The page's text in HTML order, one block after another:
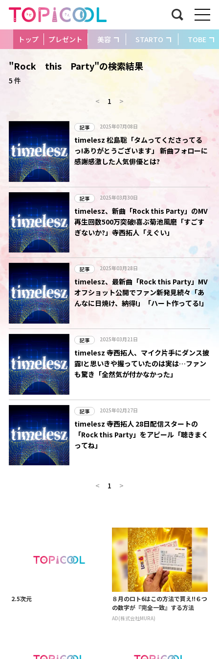
トップ プレゼント 美容 STARTO TOBE
"Rock this Party"の検索結果
5 件
< 1 >
記事 2025年07月08日
timelesz 松島聡「タムってくださってる
っ!ありがとうございます」 新曲フォローに
感謝感激した人気俳優とは?
記事 2025年03月30日
timelesz、新曲「Rock this Party」のMV
再生回数500万突破!喜ぶ菊池風磨「すごす
ぎないか?」寺西拓人「えぐい」
記事 2025年03月28日
timelesz、最新曲「Rock this Party」MV
オフショット公開でファン新発見続々「あ
んなに日焼け、納得!」「ハート作ってる!」
記事 2025年03月21日
timelesz 寺西拓人、マイク片手にダンス披
露!と思いきや握っていたのは実は…ファン
も驚き「全然気が付かなかった」
記事 2025年02月27日
timelesz 寺西拓人 28日配信スタートの
「Rock this Party」をアピール「聴きまく
ってね」
< 1 >
2.5次元
８月のロト6はこの方法で買え!!６つ
の数字が『完全一致』する方法
AD(株式会社MURA)